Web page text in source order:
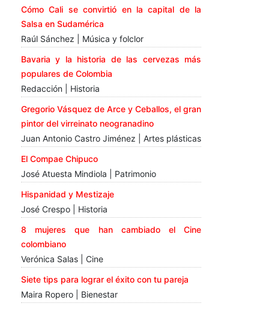
Cómo Cali se convirtió en la capital de la
Salsa en Sudamérica
Raúl Sánchez | Música y folclor
Bavaria y la historia de las cervezas más
populares de Colombia
Redacción | Historia
Gregorio Vásquez de Arce y Ceballos, el gran
pintor del virreinato neogranadino
Juan Antonio Castro Jiménez | Artes plásticas
El Compae Chipuco
José Atuesta Mindiola | Patrimonio
Hispanidad y Mestizaje
José Crespo | Historia
8 mujeres que han cambiado el Cine
colombiano
Verónica Salas | Cine
Siete tips para lograr el éxito con tu pareja
Maira Ropero | Bienestar